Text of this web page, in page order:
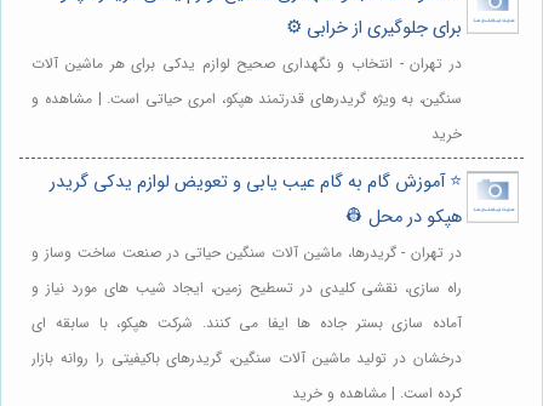
برای جلوگیری از خرابی ⚙️
در تهران - انتخاب و نگهداری صحیح لوازم یدکی برای هر ماشین آلات
سنگین، به ویژه گریدرهای قدرتمند هپکو، امری حیاتی است. | مشاهده و
خرید
⭐️ آموزش گام به گام عیب یابی و تعویض لوازم یدکی گریدر
هپکو در محل 👷
در تهران - گریدرها، ماشین آلات سنگین حیاتی در صنعت ساخت وساز و
راه سازی، نقشی کلیدی در تسطیح زمین، ایجاد شیب های مورد نیاز و
آماده سازی بستر جاده ها ایفا می کنند. شرکت هپکو، با سابقه ای
درخشان در تولید ماشین آلات سنگین، گریدرهای باکیفیتی را روانه بازار
کرده است. | مشاهده و خرید